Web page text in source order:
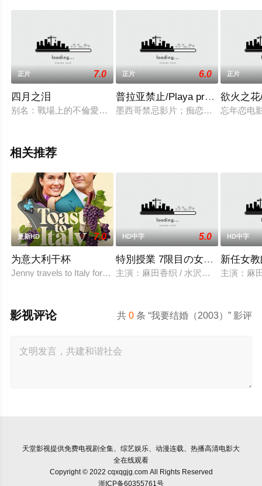
正片 7.0
四月之泪
别名：戰場上的不倫愛慾,如果一个士兵会思想，上帝大概要皱
正片 6.0
普拉亚禁止/Playa prohibida
墨西哥禁忌影片；痴恋寡母，禁不住
正片
欲火之
忘年恋电
相关推荐
更新HD 7.0
为意大利干杯
Jenny travels to Italy for a special bottle of wine for her sister'
HD中字 5.0
特別授業 7限目の女教師 総集編
主演：麻田香织 / 水沢梨香 / 牧原美
HD中字
新任女
主演：麻
共0 条 “我要结婚（2003）” 影评
影视评论
天堂影视提供免费电视剧全集、综艺娱乐、动漫连载、热播高清电影大
全在线观看
Copyright © 2022 cqxqgjg.com All Rights Reserved
浙ICP备60355761号